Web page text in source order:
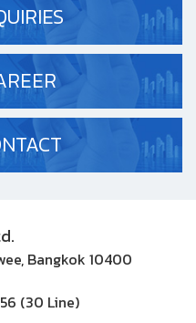
Bangkok 10400
(30 Line)